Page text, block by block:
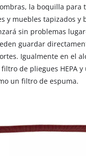
la boquilla para
y muebles tapizados y
sin problemas
guardar
Igualmente en el
de pliegues HEPA
un filtro de espuma.